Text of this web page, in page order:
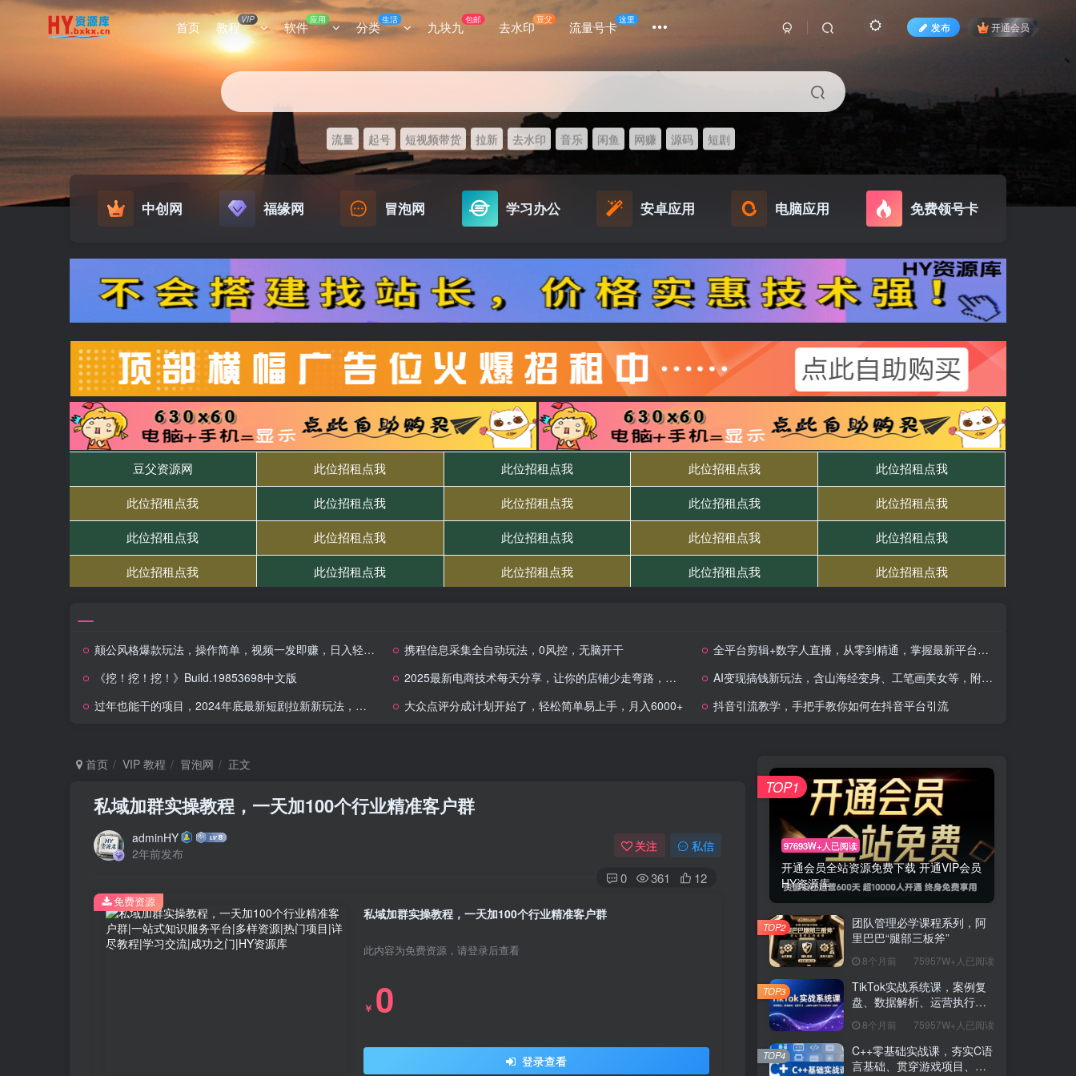
首页 教程VIP 软件 应用 分类生活 九块九包邮 去水印豆父 流量号卡这里
发布 开通会员
流量 起号 短视频带货 拉新 去水印 音乐 闲鱼 网赚 源码 短剧
中创网 福缘网 冒泡网 学习办公 安卓应用 电脑应用 免费领号卡
颠公风格爆款玩法，操作简单，视频一发即赚，日入轻松过百 携程信息采集全自动玩法，0风控，无脑开干
全平台剪辑+数字人直播，从零到精通，掌握最新平台规则与流量密码，实现短视频变现
《挖！挖！挖！》Build.19853698中文版
2025最新电商技术每天分享，让你的店铺少走弯路，越做越好(更新11月)
AI变现搞钱新玩法，含山海经变身、工笔画美女等，附工具与千万播放模板
过年也能干的项目，2024年底最新短剧拉新新玩法，批量无脑操作日入2000+！
大众点评分成计划开始了，轻松简单易上手，月入6000+ 抖音引流教学，手把手教你如何在抖音平台引流
首页 VIP 教程 冒泡网 正文
私域加群实操教程，一天加100个行业精准客户群
adminHY
2年前发布
关注 私信
0 361 12
私域加群实操教程，一天加100个行业精准客户群
此内容为免费资源，请登录后查看
￥ 0
登录查看
免费资源
97693W+人已阅读
开通会员全站资源免费下载 开通VIP会员
HY资源库
TOP1
团队管理必学课程系列，阿
里巴巴“腿部三板斧”
8个月前 75957W+人已阅读
TOP2
TikTok实战系统课，案例复
盘、数据解析、运营执行，
（更新）
8个月前 75957W+人已阅读
TOP3
C++零基础实战课，夯实C语
言基础、贯穿游戏项目、掌
TOP4